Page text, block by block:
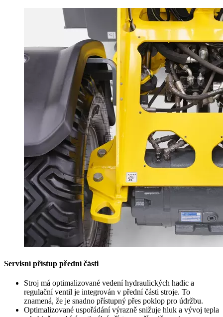
Servisní přístup přední části
Stroj má optimalizované vedení hydraulických hadic a
regulační ventil je integrován v přední části stroje. To
znamená, že je snadno přístupný přes poklop pro údržbu.
Optimalizované uspořádání výrazně snižuje hluk a vývoj tepla